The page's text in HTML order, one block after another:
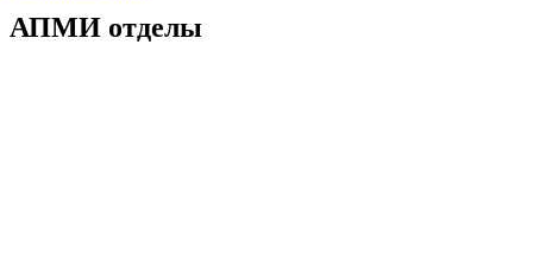
АПМИ отделы